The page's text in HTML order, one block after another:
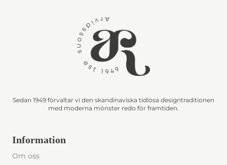
Sedan 1949 förvaltar vi den skandinaviska tidlösa designtraditionen
med moderna mönster redo för framtiden.
Information
Om oss